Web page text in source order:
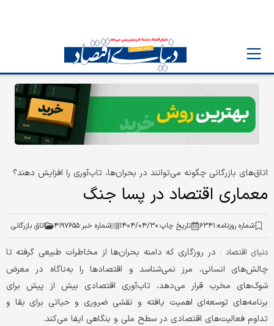
اتاق‌های بازرگانی چگونه می‌توانند در بحران‌ها، تاب‌آوری را افزایش دهند؟
معماری اقتصاد در پسا جنگ
شماره روزنامه:۶۳۴۱ تاریخ چاپ:۱۴۰۴/۰۴/۳۰ شماره خبر:۴۱۹۷۶۵۵ اتاق بازرگانی
دنیای اقتصاد : در روزگاری که دامنه بحران‌ها از مخاطرات طبیعی گرفته تا
چالش‌های انسانی، مرز نمی‌شناسد و اقتصادها را به‌ناگاه در معرض
شوک‌های مخرب قرار می‌دهد، تاب‌آوری اقتصادی بیش از پیش برای
برنامه‌های توسعه‌ای اهمیت یافته و نقشی ضروری و حیاتی برای بقا و
تداوم فعالیت‌های اقتصادی در سطح ملی و بنگاهی ایفا می‌کند.